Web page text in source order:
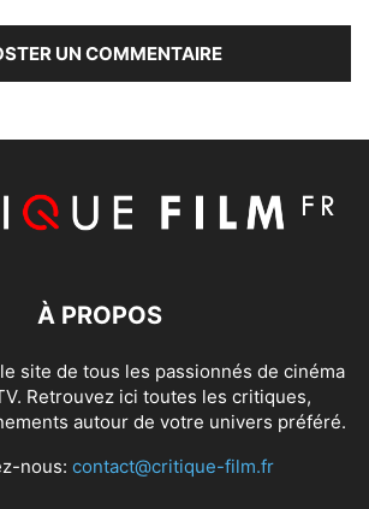
À PROPOS
site de tous les passionnés de cinéma
Retrouvez ici toutes les critiques,
autour de votre univers préféré.
nous: contact@critique-film.fr